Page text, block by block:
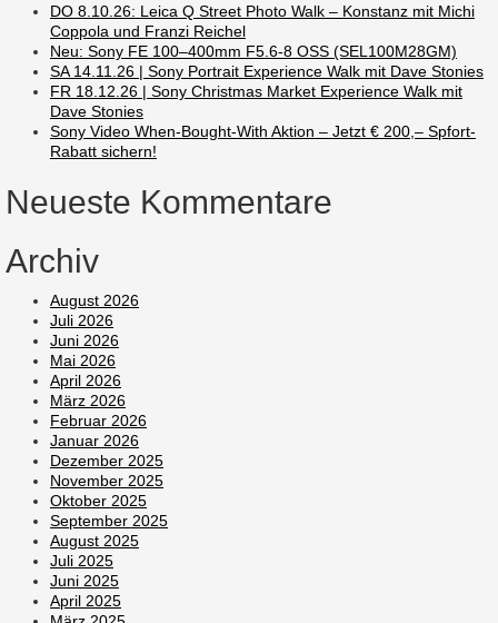
DO 8.10.26: Leica Q Street Photo Walk – Konstanz mit Michi
Coppola und Franzi Reichel
Neu: Sony FE 100–400mm F5.6-8 OSS (SEL100M28GM)
SA 14.11.26 | Sony Portrait Experience Walk mit Dave Stonies
FR 18.12.26 | Sony Christmas Market Experience Walk mit
Dave Stonies
Sony Video When-Bought-With Aktion – Jetzt € 200,– Spfort-
Rabatt sichern!
Neueste Kommentare
Archiv
August 2026
Juli 2026
Juni 2026
Mai 2026
April 2026
März 2026
Februar 2026
Januar 2026
Dezember 2025
November 2025
Oktober 2025
September 2025
August 2025
Juli 2025
Juni 2025
April 2025